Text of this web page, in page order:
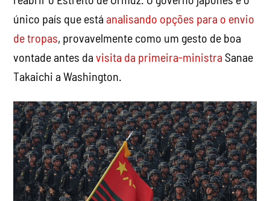
único país que está analisando opções para o envio
de tropas, provavelmente como um gesto de boa
vontade antes davisita da primeira-ministra Sanae
Takaichi a Washington.